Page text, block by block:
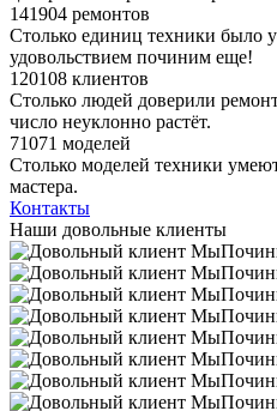
141904 ремонтов
Столько единиц техники было
удовольствием починим еще!
120108 клиентов
Столько людей доверили
число неуклонно растёт.
71071 моделей
Столько моделей техники
мастера.
Контакты
Наши довольные клиенты